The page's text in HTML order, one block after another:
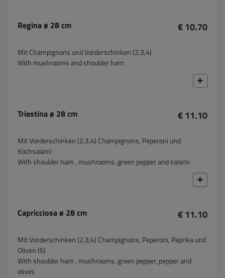
Regina ø 28 cm € 10.70
Mit Champignons und Vorderschinken (2,3,4)
With mushrooms and shoulder ham
Triestina ø 28 cm € 11.10
Mit Vorderschinken (2,3,4) Champignons, Peperoni und
Kochsalami
With shoulder ham , mushrooms, green pepper and salami
Capricciosa ø 28 cm € 11.10
Mit Vorderschinken (2,3,4) Champignons, Peperoni, Paprika und
Oliven (6)
With shoulder ham , mushrooms, green pepper, pepper and
olives